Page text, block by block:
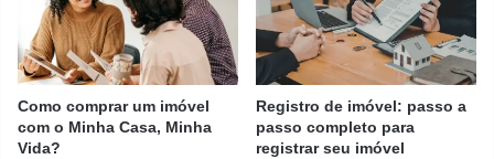
Como comprar um imóvel
com o Minha Casa, Minha
Vida?
Registro de imóvel: passo a
passo completo para
registrar seu imóvel